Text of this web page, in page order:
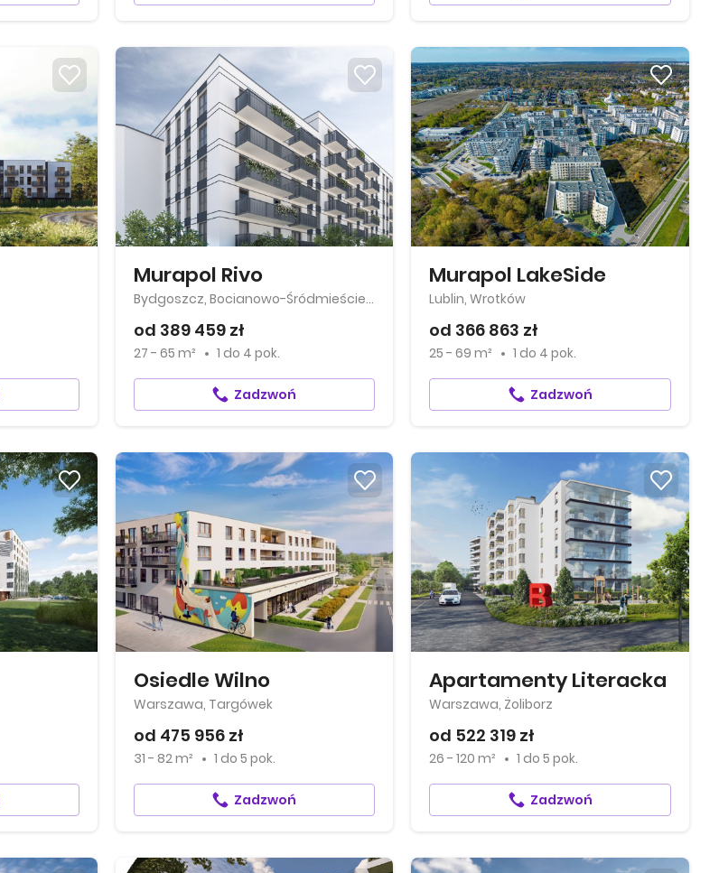
Murapol Rivo
Bydgoszcz, Bocianowo-Śródmieście-Stare Miasto
od 389 459 zł
27 - 65 m² 1 do 4 pok.
Zadzwoń
Murapol LakeSide
Lublin, Wrotków
od 366 863 zł
25 - 69 m² 1 do 4 pok.
Zadzwoń
Osiedle Wilno
Warszawa, Targówek
od 475 956 zł
31 - 82 m² 1 do 5 pok.
Zadzwoń
Apartamenty Literacka
Warszawa, Żoliborz
od 522 319 zł
26 - 120 m² 1 do5 pok.
Zadzwoń